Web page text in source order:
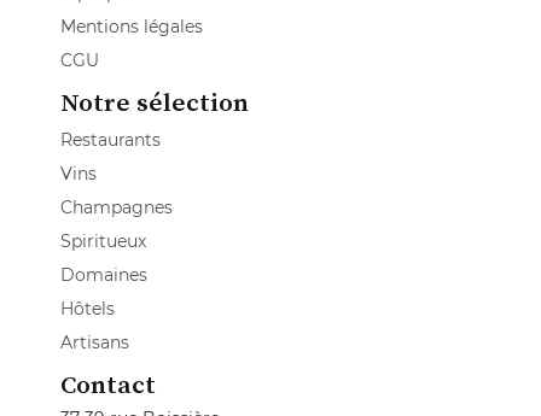
Mentions légales
CGU
Notre sélection
Restaurants
Vins
Champagnes
Spiritueux
Domaines
Hôtels
Artisans
Contact